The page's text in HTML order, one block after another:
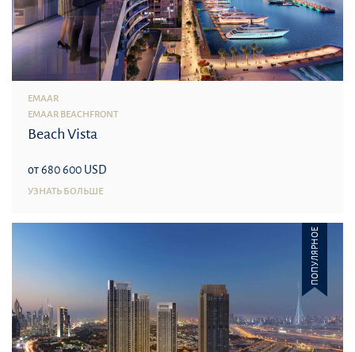
EMAAR
EMAAR BEACHFRONT
Beach Vista
от 680 600 USD
УЗНАТЬ БОЛЬШЕ
ПОПУЛЯРНОЕ